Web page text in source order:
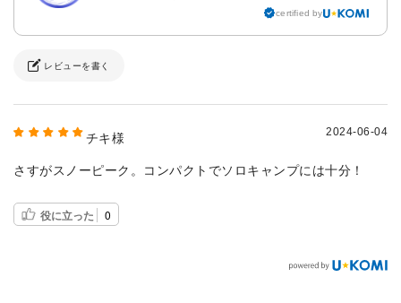
certified by
レビューを書く
チキ様 2024-06-04
さすがスノーピーク。コンパクトでソロキャンプには十分！
役に立った 0